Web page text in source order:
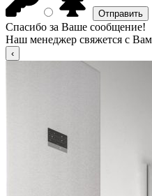
Спасибо за Ваше сообщение!
Наш менеджер свяжется с